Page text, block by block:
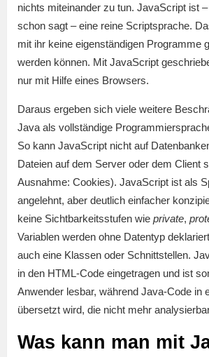
nichts miteinander zu tun. JavaScript ist
schon sagt – eine reine Scriptsprache.
mit ihr keine eigenständigen Programme
werden können. Mit JavaScript
nur mit Hilfe eines Browsers.
Daraus ergeben sich viele weitere
Java als vollständige
So kann JavaScript nicht auf
Dateien auf dem Server oder dem Client
Ausnahme: Cookies). JavaScript ist als
angelehnt, aber deutlich einfacher
keine Sichtbarkeitsstufen wie private,
Variablen werden ohne Datentyp
auch eine Klassen oder Schnittstellen.
in den HTML-Code eingetragen und ist
Anwender lesbar, während Java-Code in
übersetzt wird, die nicht mehr
Was kann man mit